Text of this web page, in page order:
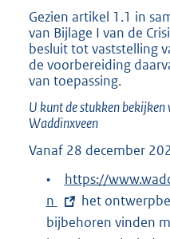
Gezien artikel 1.1 in
van Bijlage I van de
besluit tot vaststelling
de voorbereiding
van toepassing.
U kunt de stukken bekijken
Waddinxveen
Vanaf 28 december
•
E
x
t
https://
n
het
bijbehoren vinden